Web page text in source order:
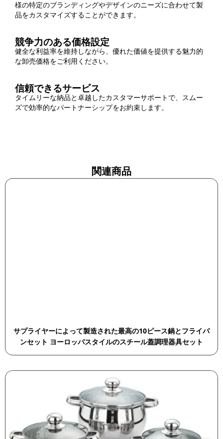
様の特定のブランディングやデザインのニーズに合わせて製
品をカスタマイズすることができます。
競争力のある価格設定
健全な利益率を維持しながら、優れた価値を提供する魅力的
な卸売価格をご利用ください。
信頼できるサービス
タイムリーな納品と卓越したカスタマーサポートで、スムー
ズで効率的なパートナーシップをお約束します。
関連商品
サプライヤーによって製造された最高の10ピース鍋とフライパ
ンセット ヨーロッパスタイルのスチール蓋調理器具セット